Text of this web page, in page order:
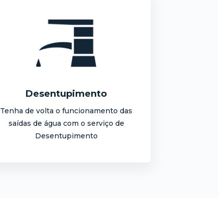
Desentupimento
Tenha de volta o funcionamento das
saídas de água com o serviço de
Desentupimento